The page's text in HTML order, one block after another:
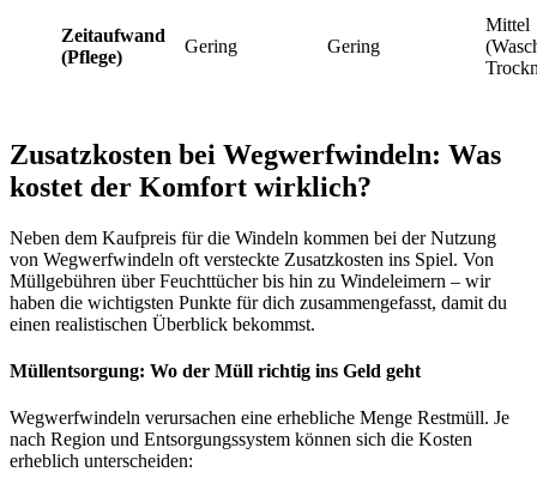
Zeitaufwand
(Pflege)
Gering Gering
Mittel
Zusatzkosten bei Wegwerfwindeln: Was
kostet der Komfort wirklich?
Neben dem Kaufpreis für die Windeln kommen bei der Nutzung
von Wegwerfwindeln oft versteckte Zusatzkosten ins Spiel. Von
Müllgebühren über Feuchttücher bis hin zu Windeleimern – wir
haben die wichtigsten Punkte für dich zusammengefasst, damit du
einen realistischen Überblick bekommst.
Müllentsorgung: Wo der Müll richtig ins Geld geht
Wegwerfwindeln verursachen eine erhebliche Menge Restmüll. Je
nach Region und Entsorgungssystem können sich die Kosten
erheblich unterscheiden: